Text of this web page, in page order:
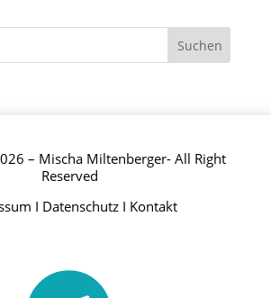
– Mischa Miltenberger- All Right
Reserved
I Datenschutz I Kontakt